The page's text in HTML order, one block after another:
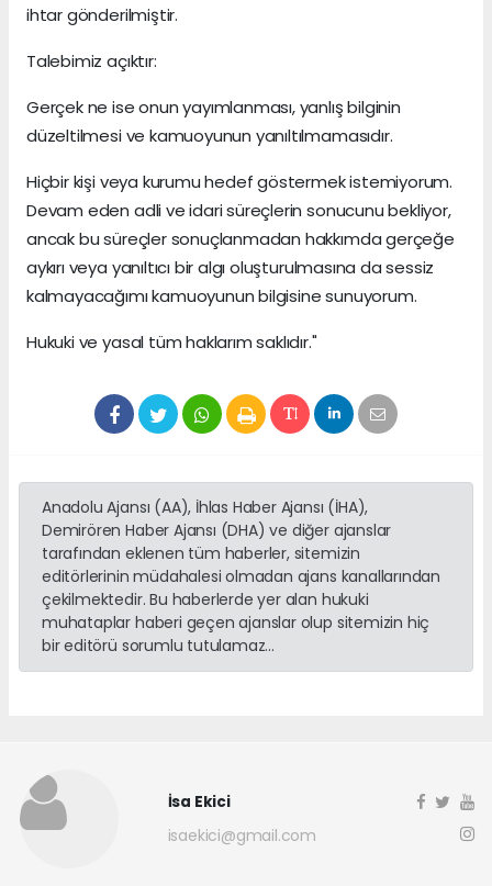
ihtar gönderilmiştir.
Talebimiz açıktır:
Gerçek ne ise onun yayımlanması, yanlış bilginin
düzeltilmesi ve kamuoyunun yanıltılmamasıdır.
Hiçbir kişi veya kurumu hedef göstermek istemiyorum.
Devam eden adli ve idari süreçlerin sonucunu bekliyor,
ancak bu süreçler sonuçlanmadan hakkımda gerçeğe
aykırı veya yanıltıcı bir algı oluşturulmasına da sessiz
kalmayacağımı kamuoyunun bilgisine sunuyorum.
Hukuki ve yasal tüm haklarım saklıdır."
Anadolu Ajansı (AA), İhlas Haber Ajansı (İHA),
Demirören Haber Ajansı (DHA) ve diğer ajanslar
tarafından eklenen tüm haberler, sitemizin
editörlerinin müdahalesi olmadan ajans kanallarından
çekilmektedir. Bu haberlerde yer alan hukuki
muhataplar haberi geçen ajanslar olup sitemizin hiç
bir editörü sorumlu tutulamaz...
İsa Ekici
isaekici@gmail.com